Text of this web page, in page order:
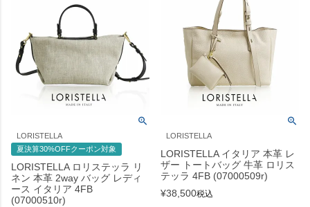
LORISTELLA
夏決算30%OFFクーポン対象
LORISTELLA ロリステッラ リ
ネン 本革 2way バッグ レディ
ース イタリア 4FB
(07000510r)
LORISTELLA
LORISTELLA イタリア 本革 レ
ザー トートバッグ 牛革 ロリス
テッラ 4FB (07000509r)
¥38,500税込